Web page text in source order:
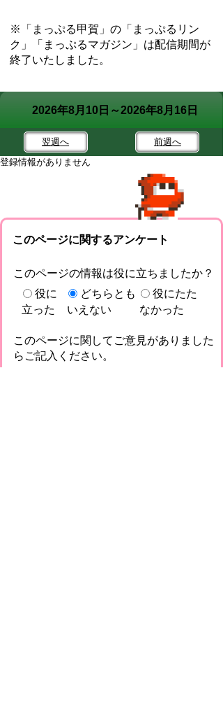
※「まっぷる甲賀」の「まっぷるリン
ク」「まっぷるマガジン」は配信期間が
終了いたしました。
2026年8月10日～2026年8月16日
翌週へ 前週へ
登録情報がありません
このページに関するアンケート
このページの情報は役に立ちましたか？
役に
立った
どちらとも
いえない
役にたた
なかった
このページに関してご意見がありました
らご記入ください。